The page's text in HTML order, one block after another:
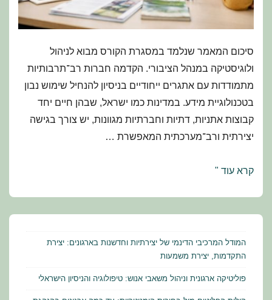
סיכום המאמר שנלמד במסגרת הקורס מבוא לניהול
ולוגיסטיקה במנהל הציבורי. הקדמה חברות רב־תרבותיות
מתמודדות עם אתגרים ייחודיים בניסיון להנחיל שימוש נבון
בטכנולוגיית מידע. במדינות כמו ישראל, שבהן חיים יחד
קבוצות אתניות, דתיות וחברתיות מגוונות, יש צורך בגישה
יצירתית ורב־מערכתית המאפשרת …
מדע
חכם
באינטרנט
בחברה
קרא עוד "
המודל המרכיבי הדינמי של יצירתיות וחדשנות בארגונים: יצירת
התקדמות, יצירת משמעות
פוליטיקה ארגונית וניהול משאבי אנוש: טיפולוגיה והניסיון הישראלי